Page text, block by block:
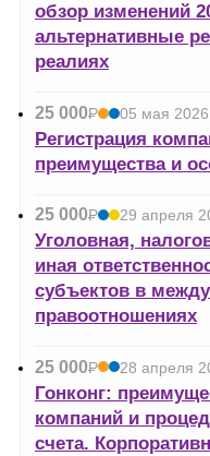
обзор изменений
альтернативные
реалиях
25 000Р
УБ.
05 мая 2026
Регистрация
преимущества и
25 000Р
УБ.
29 апреля
Уголовная,
иная
субъектов в
правоотношениях
25 000Р
УБ.
28 апреля
Гонконг:
компаний и
счета.